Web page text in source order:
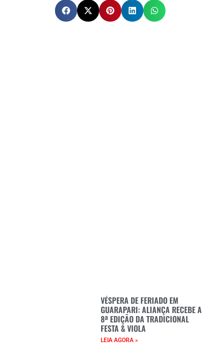
VÉSPERA DE FERIADO EM
GUARAPARI: ALIANÇA RECEBE A
8ª EDIÇÃO DA TRADICIONAL
FESTA & VIOLA
LEIA AGORA »